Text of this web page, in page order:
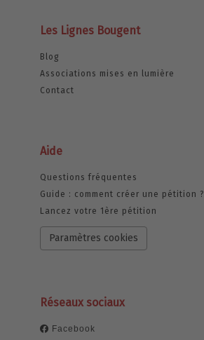
Les Lignes Bougent
Blog
Associations mises en lumière
Contact
Aide
Questions fréquentes
Guide : comment créer une pétition ?
Lancez votre 1ère pétition
Paramètres cookies
Réseaux sociaux
Facebook